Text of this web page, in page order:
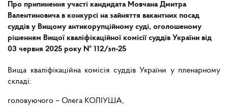
Про припинення участі кандидата Мовчана Дмитра
Валентиновича в конкурсі на зайняття вакантних посад
суддів у Вищому антикорупційному суді, оголошеному
рішенням Вищої кваліфікаційної комісії суддів України від
03 червня 2025 року № 112/зп-25
Вища кваліфікаційна комісія суддів України у пленарному
складі:
головуючого – Олега КОЛІУША,